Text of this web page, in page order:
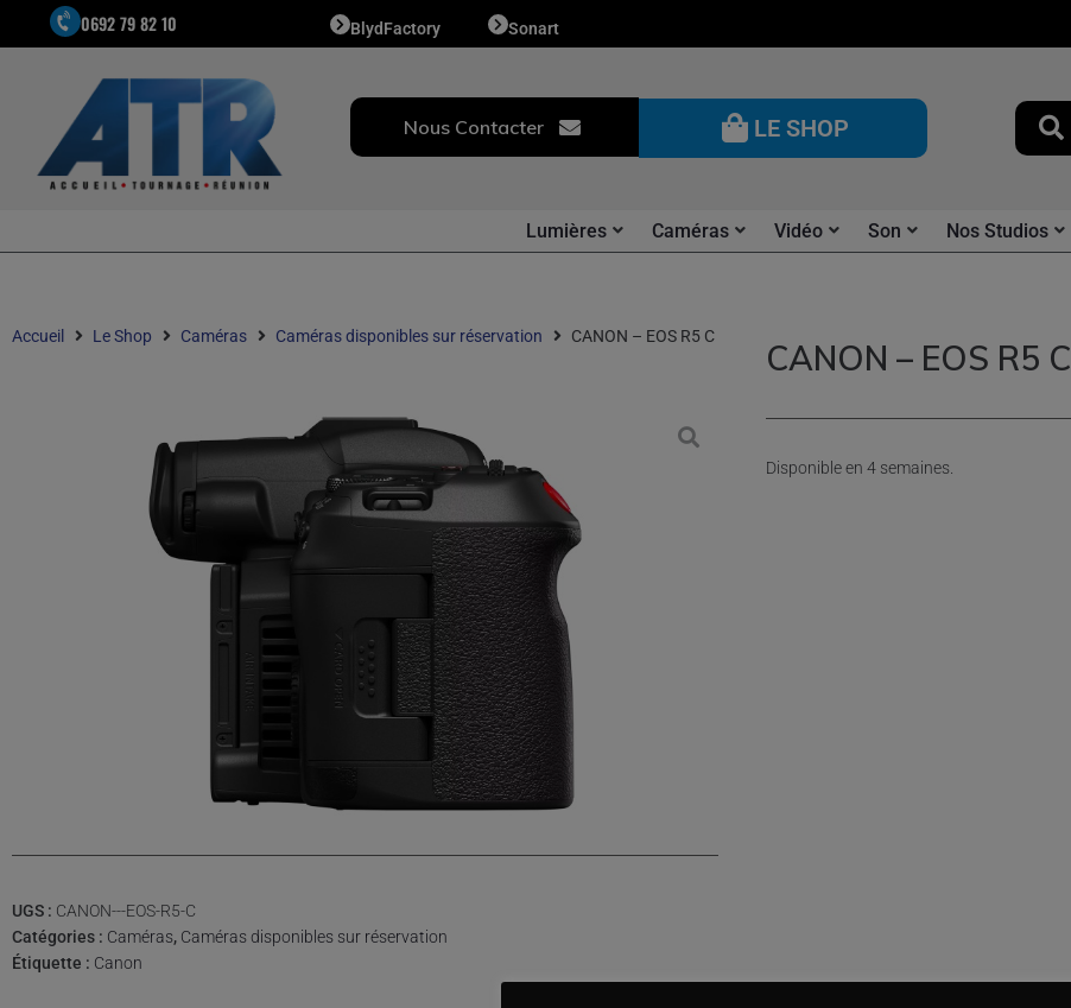
0692 79 82 10 BlydFactory Sonart
Nous Contacter LE SHOP
Lumières Caméras Vidéo Son Nos Studios
Accueil Le Shop Caméras Caméras disponibles sur réservation CANON – EOS R5 C
UGS : CANON---EOS-R5-C
Catégories : Caméras, Caméras disponibles sur réservation
Étiquette : Canon
CANON – EOS R5 C
Disponible en 4 semaines.